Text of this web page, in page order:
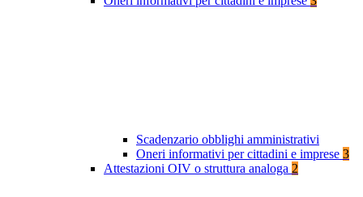
Scadenzario obblighi amministrativi
Oneri informativi per cittadini e imprese 3
Attestazioni OIV o struttura analoga 2